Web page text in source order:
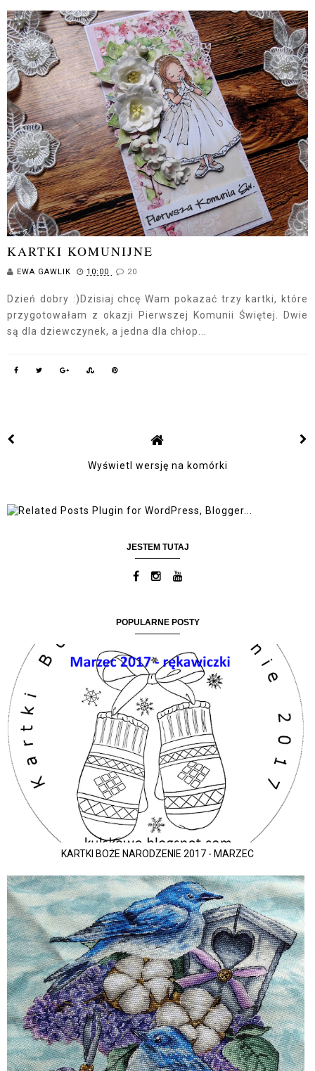
KARTKI KOMUNIJNE
EWA GAWLIK 10:00 20
Dzień dobry :)Dzisiaj chcę Wam pokazać trzy kartki, które
przygotowałam z okazji Pierwszej Komunii Świętej. Dwie
są dla dziewczynek, a jedna dla chłop...
Wyświetl wersję na komórki
JESTEM TUTAJ
POPULARNE POSTY
KARTKI BOŻE NARODZENIE 2017 - MARZEC